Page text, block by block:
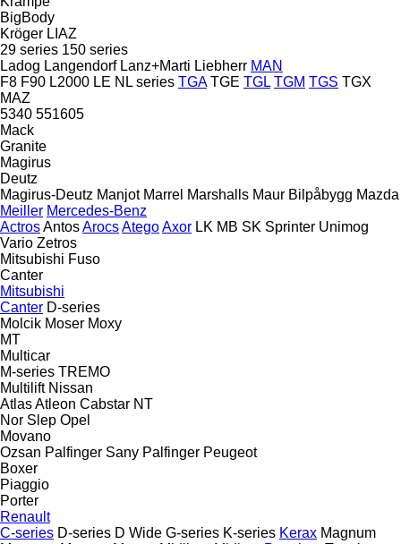
BigBody
Kröger LIAZ
29 series 150 series
Ladog Langendorf Lanz+Marti Liebherr MAN
F8 F90 L2000 LE NL series TGA TGE TGL TGM TGS TGX
MAZ
5340 551605
Mack
Granite
Magirus
Deutz
Magirus-Deutz Manjot Marrel Marshalls Maur Bilpåbygg Mazda
Meiller Mercedes-Benz
ActrosAntosArocsAtegoAxor LK MB SK Sprinter Unimog
Vario Zetros
Mitsubishi Fuso
Canter
Mitsubishi
Canter D-series
Molcik Moser Moxy
MT
Multicar
M-series TREMO
Multilift Nissan
AtlasAtleon Cabstar NT
Nor Slep Opel
Movano
Ozsan Palfinger Sany Palfinger Peugeot
Boxer
Piaggio
Porter
Renault
C-series D-series D Wide G-series K-series Kerax Magnum